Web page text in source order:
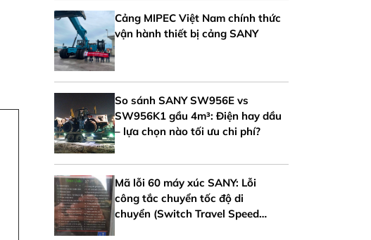
Cảng MIPEC Việt Nam chính thức
vận hành thiết bị cảng SANY
So sánh SANY SW956E vs
SW956K1 gầu 4m³: Điện hay dầu
– lựa chọn nào tối ưu chi phí?
Mã lỗi 60 máy xúc SANY: Lỗi
công tắc chuyển tốc độ di
chuyển (Switch Travel Speed